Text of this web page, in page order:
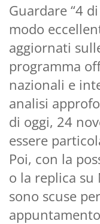
Guardare “4
modo
aggiornati
programma
nazionali e
analisi
di oggi, 24
essere
Poi, con la
o la replica
sono scuse